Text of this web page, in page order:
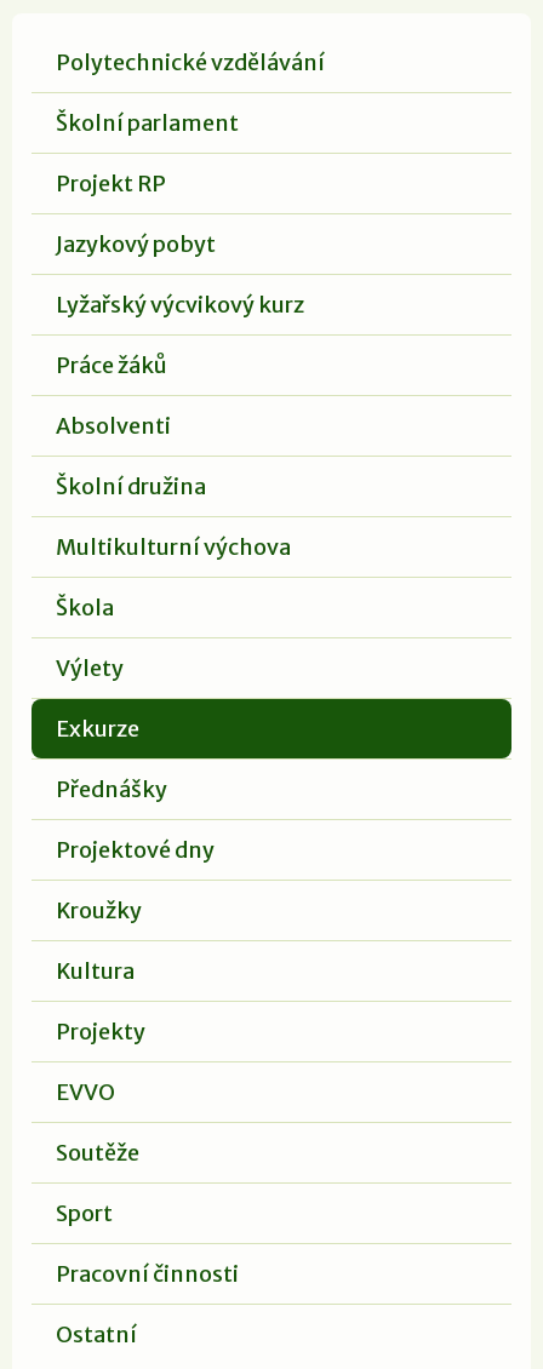
Polytechnické vzdělávání
Školní parlament
Projekt RP
Jazykový pobyt
Lyžařský výcvikový kurz
Práce žáků
Absolventi
Školní družina
Multikulturní výchova
Škola
Výlety
Exkurze
Přednášky
Projektové dny
Kroužky
Kultura
Projekty
EVVO
Soutěže
Sport
Pracovní činnosti
Ostatní